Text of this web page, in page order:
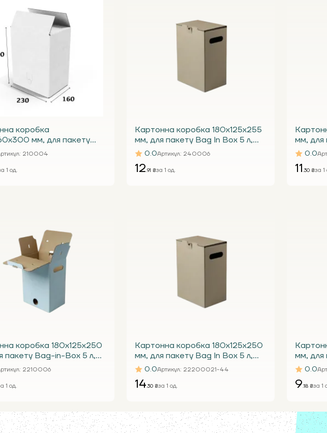
коробка
мм, для пакету
10 л, біла П32 BE під
: 210004
1 од.
Картонна коробка 180х125х255
мм, для пакету Bag In Box 5 л,
бура Т26 В під краник
0.0Артикул: 240006
12.91 ₴за 1 од.
мм, для
бура
0.0
11.30 ₴за 1
коробка 180х125х250
пакету Bag-in-Box 5 л,
Е під краник
: 2210006
1 од.
Картонна коробка 180х125х250
мм, для пакету Bag In Box 5 л,
бура Т24 Е під краник
0.0Артикул: 22200021-44
14.30 ₴за 1 од.
мм, для
бура
0.0
9.18 ₴за 1